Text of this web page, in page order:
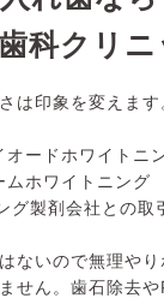
科クリニ
は印象を変えます
オードホワイトニ
ムホワイトニング
グ製剤会社との取
ないので無理や
せん。歯石除去